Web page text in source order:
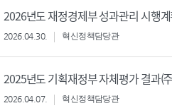
2026년도 재정경제부 성과관리 시행
2026.04.30. 혁신정책담당관
2025년도 기획재정부 자체평가 결과(
2026.04.07. 혁신정책담당관